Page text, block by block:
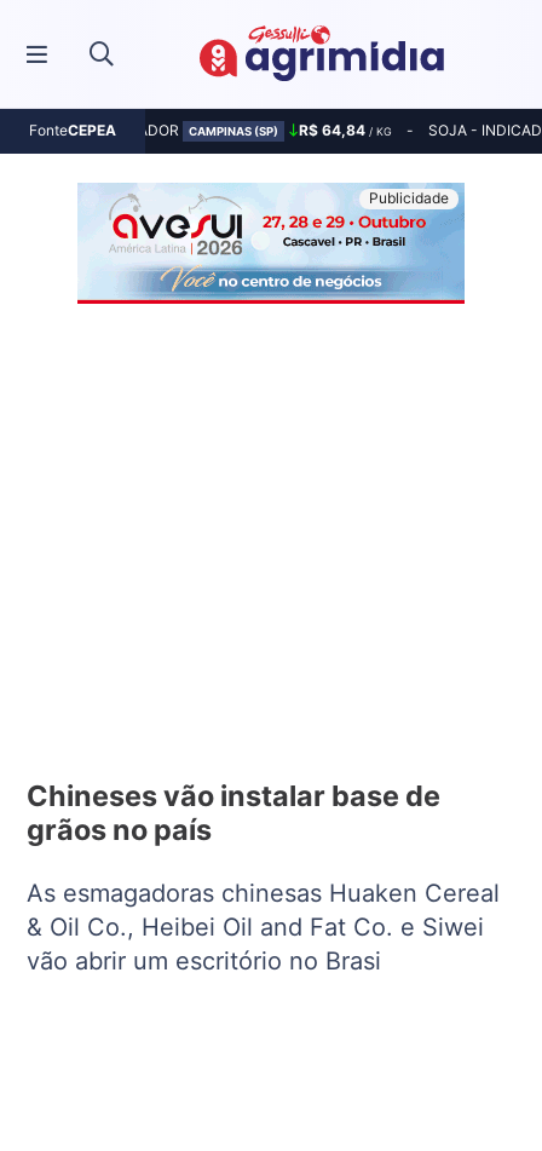
FonteCEPEA
MILHO - INDICADOR CAMPINAS (SP) R$ 64,84 / KG SOJA -
Chineses vão instalar base de
grãos no país
As esmagadoras chinesas Huaken Cereal
& Oil Co., Heibei Oil and Fat Co. e Siwei
vão abrir um escritório no Brasi